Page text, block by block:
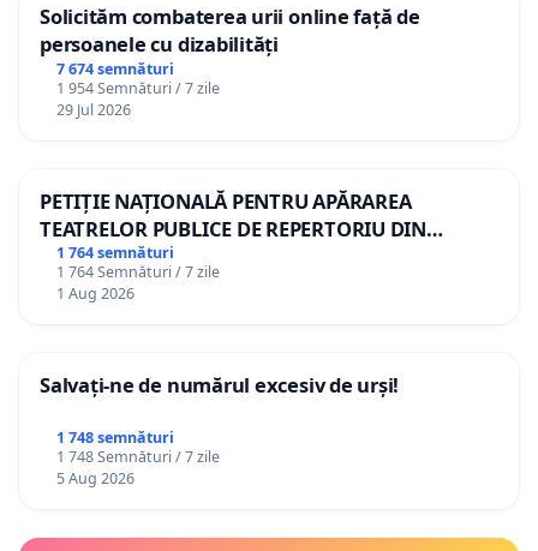
Solicităm combaterea urii online față de
persoanele cu dizabilități
7 674 semnături
1 954 Semnături / 7 zile
29 Jul 2026
PETIȚIE NAȚIONALĂ PENTRU APĂRAREA
TEATRELOR PUBLICE DE REPERTORIU DIN
ROMÂNIA
1 764 semnături
1 764 Semnături / 7 zile
1 Aug 2026
Salvați-ne de numărul excesiv de urși!
1 748 semnături
1 748 Semnături / 7 zile
5 Aug 2026